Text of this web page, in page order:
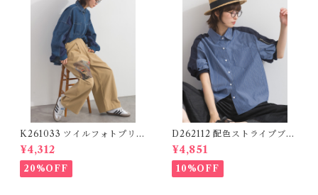
K261033 ツイルフォトプリン
トイージーテーパードパンツ /
Twill Photo Print Easy Tap
ered Pants
¥4,312
20%OFF
D262112 配色ストライプブラ
ウス / Color Block Stripe R
elaxed Blouse 【re-stock】
¥4,851
10%OFF